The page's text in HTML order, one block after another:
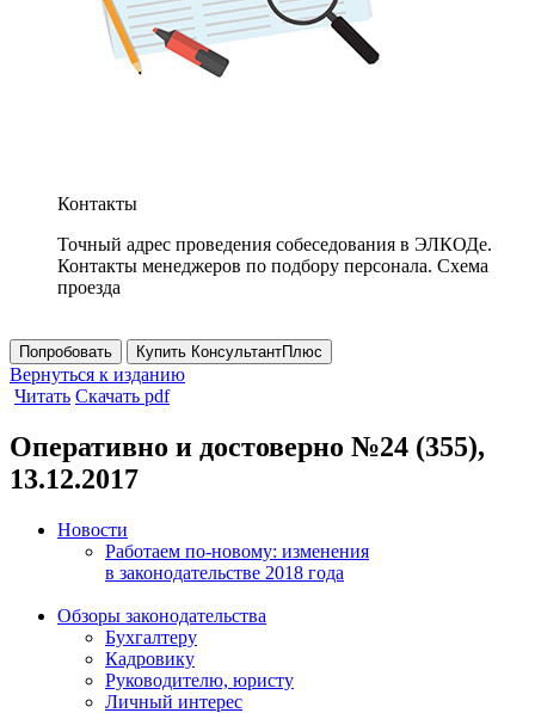
Контакты
Точный адрес проведения собеседования в ЭЛКОДе.
Контакты менеджеров по подбору персонала. Схема
проезда
Попробовать Купить КонсультантПлюс
Вернуться к изданию
Читать Скачать pdf
Оперативно и достоверно №24 (355),
13.12.2017
Новости
Работаем по-новому: изменения
в законодательстве 2018 года
Обзоры законодательства
Бухгалтеру
Кадровику
Руководителю, юристу
Личный интерес